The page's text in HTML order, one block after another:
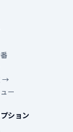
→
ー
ション